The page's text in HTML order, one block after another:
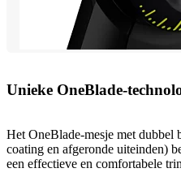
Unieke OneBlade-
Het OneBlade-mesje met dubbel
coating en afgeronde uiteinden)
een effectieve en comfortabele